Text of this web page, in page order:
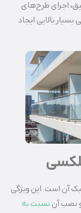
اجرای طرح‌های
بالایی ایجاد
آن است. این ویژگی
نصب آن نسبت به